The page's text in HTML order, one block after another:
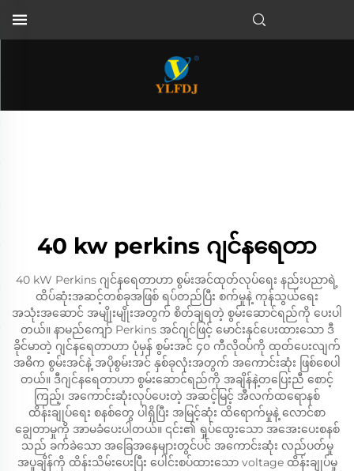
40 kw perkins ဂျင်နရေတာ
40 kW Perkins ဂျင်နရေတာဟာ စွမ်းအင်ထုတ်လုပ်ရေး နည်းပညာရဲ့
ထိပ်ဆုံးအဆင့်တစ်ခုအဖြစ် ရပ်တည်ပြီး စက်မှုနဲ့ ကုန်သွယ်ရေး
အသုံးအဆောင် အမျိုးမျိုးအတွက် စိတ်ချရတဲ့ စွမ်းဆောင်ရည်ကို ပေးပါ
တယ်။ နာမည်ကျော် Perkins အင်ဂျင်ဖြင့် မောင်းနှင်ပေးထားသော ဒီ
ခိုင်မာတဲ့ ဂျင်နရေတာဟာ ပုံမှန် စွမ်းအင် ၄၀ ကီလိုဝပ်ကို ထုတ်ပေးလျက်
အဓိက စွမ်းအင်နဲ့ အပိုစွမ်းအင် နှစ်ခုလုံးအတွက် အကောင်းဆုံး ဖြစ်စေပါ
တယ်။ ဒီဂျင်နရေတာဟာ စွမ်းဆောင်ရည်ကို အချိန်နဲ့တပြေးညီ စောင့်
ကြည့်၊ အကောင်းဆုံးလုပ်ပေးတဲ့ အဆင့်မြင့် အီလက်ထရောနစ်
ထိန်းချုပ်ရေး စနစ်တွေ ပါရှိပြီး အမြင့်ဆုံး ထိရောက်မှုနဲ့ လောင်စာ
ချွေတာမှုကို အာမခံပေးပါတယ်။ ၎င်း၏ ရှုပ်ထွေးသော အအေးပေးစနစ်
သည် ခက်ခဲသော အခြေအနေများတွင်ပင် အကောင်းဆုံး လည်ပတ်မှု
အပူချိန်ကို ထိန်းသိမ်းပေးပြီး ပေါင်းစပ်ထားသော voltage ထိန်းချုပ်မှု